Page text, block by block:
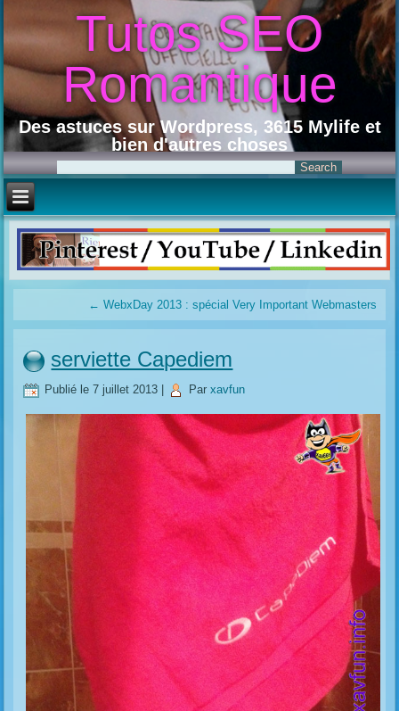
Tutos SEO
Romantique
Des astuces sur Wordpress, 3615 Mylife et
bien d'autres choses
← WebxDay 2013 : spécial Very Important Webmasters
serviette Capediem
Publié le 7 juillet 2013 Par xavfun